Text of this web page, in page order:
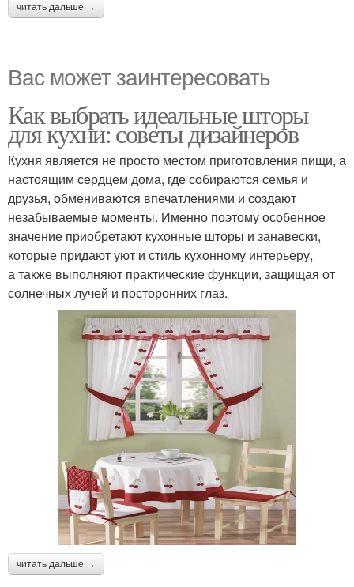
читать дальше →
Вас может заинтересовать
Как выбрать идеальные шторы
для кухни: советы дизайнеров
Кухня является не просто местом приготовления пищи, а
настоящим сердцем дома, где собираются семья и
друзья, обмениваются впечатлениями и создают
незабываемые моменты. Именно поэтому особенное
значение приобретают кухонные шторы и занавески,
которые придают уют и стиль кухонному интерьеру,
а также выполняют практические функции, защищая от
солнечных лучей и посторонних глаз.
читать дальше →